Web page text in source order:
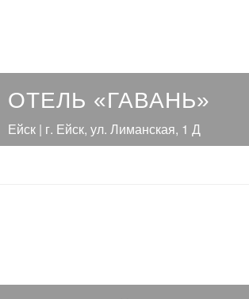
ОТЕЛЬ «ГАВАНЬ»
Ейск | г. Ейск, ул. Лиманская, 1 Д